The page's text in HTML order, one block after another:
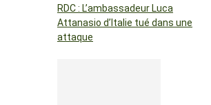
RDC : L’ambassadeur Luca
Attanasio d’Italie tué dans une
attaque